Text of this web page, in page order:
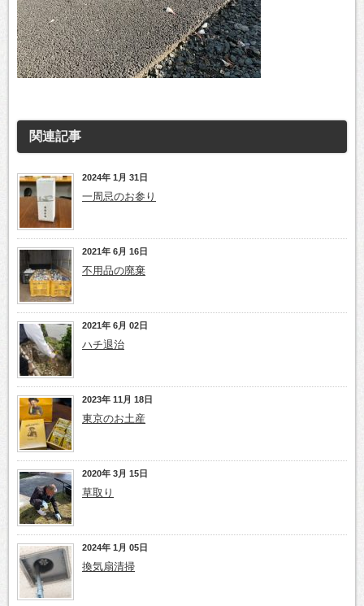
関連記事
2024年 1月 31日
一周忌のお参り
2021年 6月 16日
不用品の廃棄
2021年 6月 02日
ハチ退治
2023年 11月 18日
東京のお土産
2020年 3月 15日
草取り
2024年 1月 05日
換気扇清掃